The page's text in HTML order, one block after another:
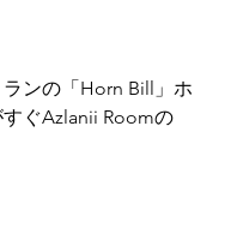
ンの「Horn Bill」ホ
ぐAzlanii Roomの